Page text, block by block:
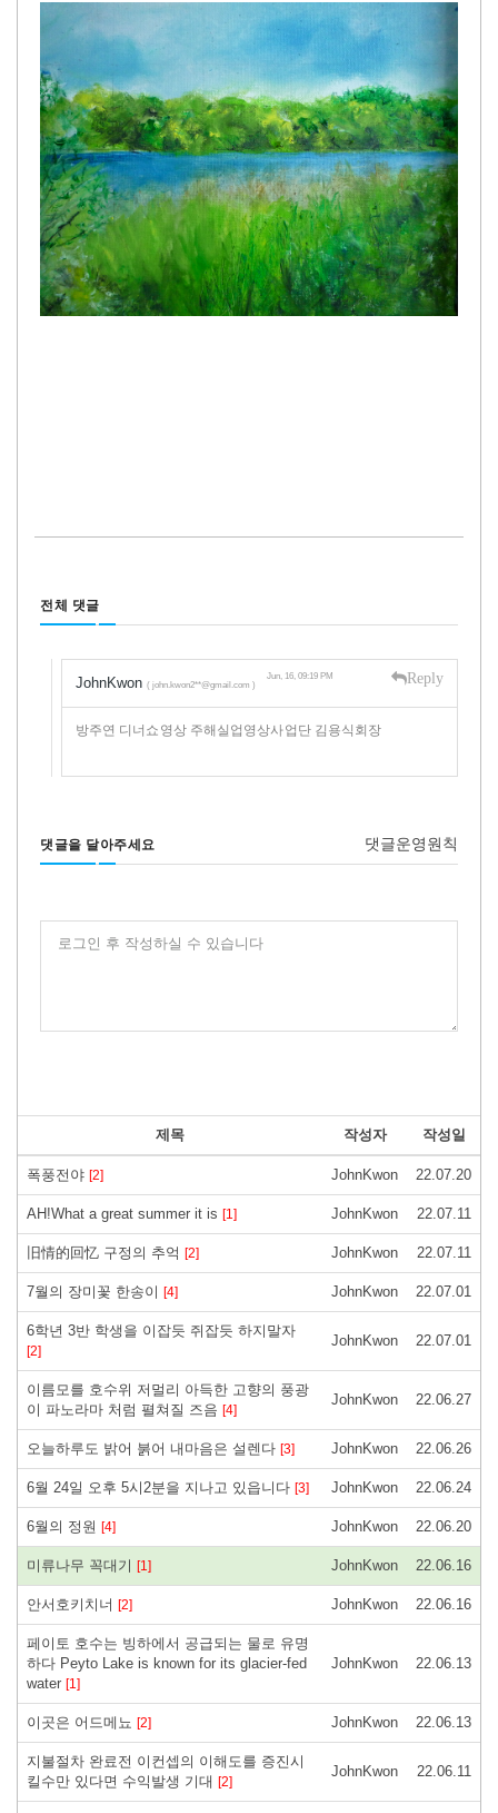
전체 댓글
JohnKwon ( john.kwon2**@gmail.com )
Jun, 16, 09:19 PM Reply
방주연 디너쇼영상 주해실업영상사업단 김용식회장
댓글을 달아주세요 댓글운영원칙
로그인 후 작성하실 수 있습니다
제목 작성자 작성일
폭풍전야 [2] JohnKwon 22.07.20
AH!What a great summer it is [1] JohnKwon 22.07.11
旧情的回忆 구정의 추억 [2] JohnKwon 22.07.11
7월의 장미꽃 한송이 [4] JohnKwon 22.07.01
6학년 3반 학생을 이잡듯 쥐잡듯 하지말자
[2]
JohnKwon 22.07.01
이름모를 호수위 저멀리 아득한 고향의 풍광
이 파노라마 처럼 펼쳐질 즈음 [4]
JohnKwon 22.06.27
오늘하루도 밝어 붉어 내마음은 설렌다 [3] JohnKwon 22.06.26
6월 24일 오후 5시2분을 지나고 있읍니다 [3] JohnKwon 22.06.24
6월의 정원 [4] JohnKwon 22.06.20
미류나무 꼭대기 [1] JohnKwon 22.06.16
안서호키치너 [2] JohnKwon 22.06.16
페이토 호수는 빙하에서 공급되는 물로 유명
하다 Peyto Lake is known for its glacier-fed
water [1]
JohnKwon 22.06.13
이곳은 어드메뇨 [2] JohnKwon 22.06.13
지불절차 완료전 이컨셉의 이해도를 증진시
킬수만 있다면 수익발생 기대 [2]
JohnKwon 22.06.11